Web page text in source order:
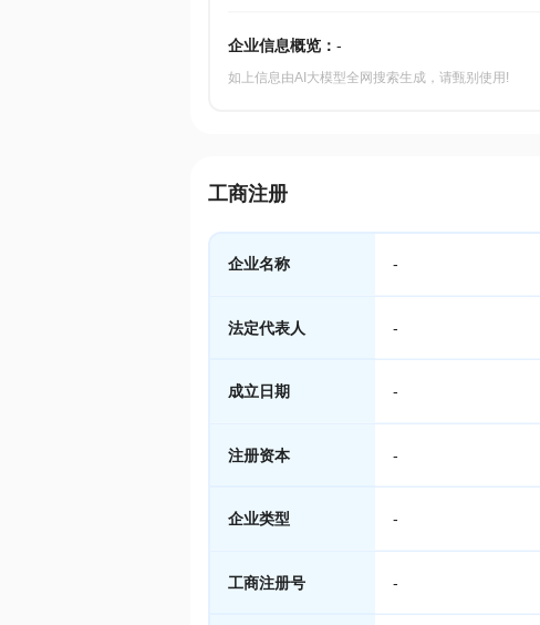
企业信息概览： -
如上信息由AI大模型全网搜索生成，请甄别使用!
工商注册
企业名称 -
法定代表人 -
成立日期 -
注册资本 -
企业类型 -
工商注册号 -